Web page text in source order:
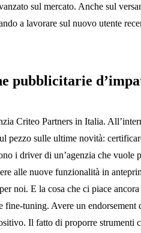
sul mercato. Anche sul
a lavorare sul nuovo utente
pubblicitarie
Criteo Partners in Italia.
pezzo sulle ultime novità:
i driver di un’agenzia che vuole
alle nuove funzionalità in
noi. E la cosa che ci piace
fine-tuning. Avere un
Il fatto di proporre strumenti